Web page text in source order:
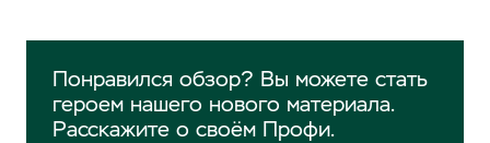
Понравился обзор? Вы можете стать
героем нашего нового материала.
Расскажите о своём Профи.